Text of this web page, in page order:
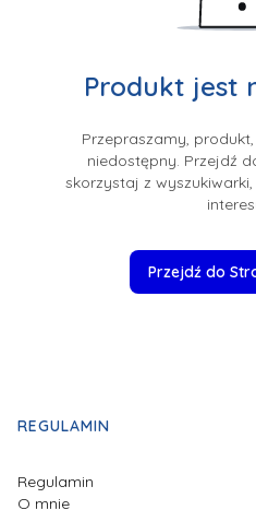
Produkt jest
Przepraszamy,
niedostępny. Przejdź
skorzystaj z
Przejdź do
Linki w stopce
REGULAMIN
Regulamin
O mnie